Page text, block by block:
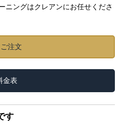
ニングはクレアンにお任せくださ
ご注文
金表
す